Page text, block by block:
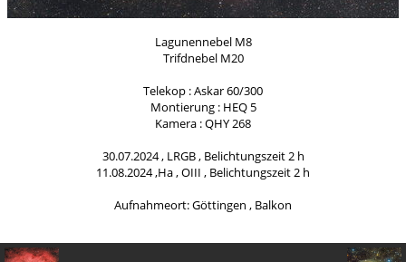
Lagunennebel M8
Trifdnebel M20
Telekop : Askar 60/300
Montierung : HEQ 5
Kamera : QHY 268
30.07.2024 , LRGB , Belichtungszeit 2 h
11.08.2024 ,Ha , OIII , Belichtungszeit 2 h
Aufnahmeort: Göttingen , Balkon